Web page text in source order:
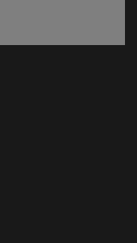
ventana)
ventana)